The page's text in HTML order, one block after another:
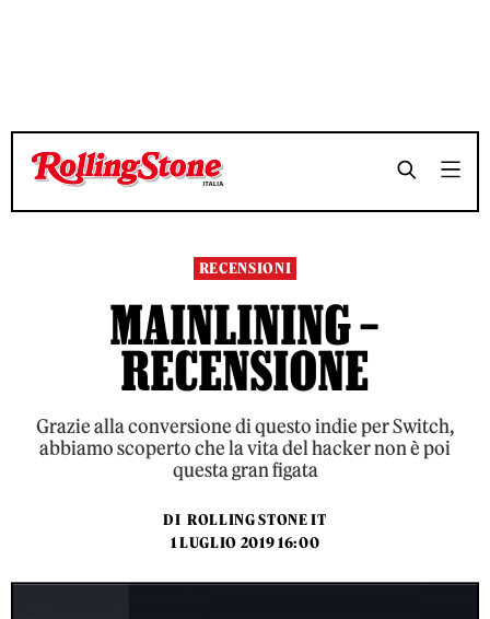
TEMPO DI LETTURA 5 MINUTI SHARE
TEMPO DI LETTURA 5 MINUTI SHARE
RECENSIONI
MAINLINING –
RECENSIONE
Grazie alla conversione di questo indie per Switch,
abbiamo scoperto che la vita del hacker non è poi
questa gran figata
DI ROLLING STONE IT
1 LUGLIO 2019 16:00